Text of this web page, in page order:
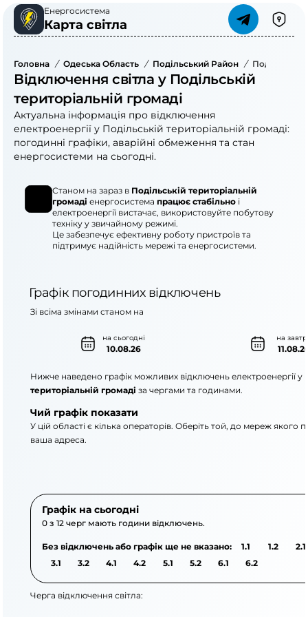
Енергосистема
Карта світла
Головна / Одеська Область / Подільський Район / Подільська
Відключення світла у Подільській
територіальній громаді
Актуальна інформація про відключення
електроенергії у Подільській територіальній громаді:
погодинні графіки, аварійні обмеження та стан
енергосистеми на сьогодні.
Станом на зараз в Подільській територіальній
громаді енергосистема працює стабільно і
електроенергії вистачає, використовуйте побутову
техніку у звичайному режимі.
Це забезпечує ефективну роботу пристроїв та
підтримує надійність мережі та енергосистеми.
Графік погодинних відключень
на сьогодні
10.08.26
на
Зі всіма змінами станом на
Нижче наведено графік можливих відключень електроенергії у
територіальній громаді за чергами та годинами.
Чий графік показати
У цій області є кілька операторів. Оберіть той, до мереж якого
ваша адреса.
Графік на сьогодні
0 з 12 черг мають години відключень.
Без відключень або графік ще не вказано: 1.1 1.2
2.1
3.1
3.2 4.1 4.2 5.1 5.2 6.1 6.2
Черга відключення світла: